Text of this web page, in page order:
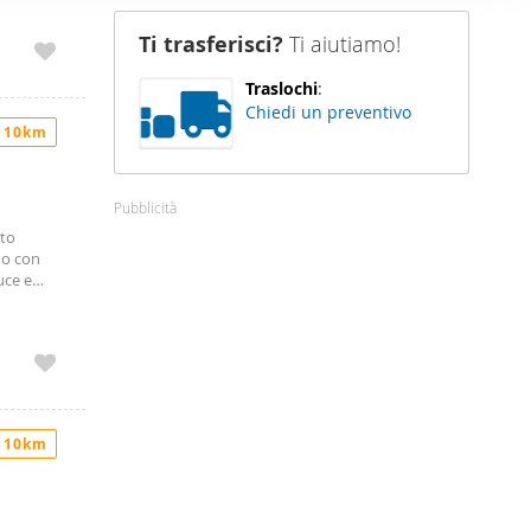
sito
loro
con
e
auto. Il
si
il tuo
o
e
sul
Ti trasferisci? Ti aiutiamo!
Traslochi:
Chiedi un preventivo
Pubblicità